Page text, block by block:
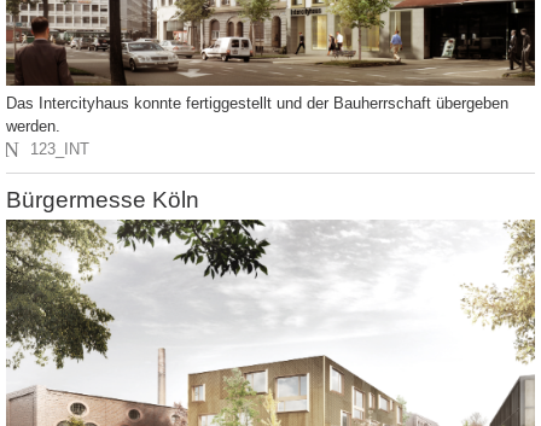
Das Intercityhaus konnte fertiggestellt und der Bauherrschaft übergeben
werden.
N 123_INT
Bürgermesse Köln